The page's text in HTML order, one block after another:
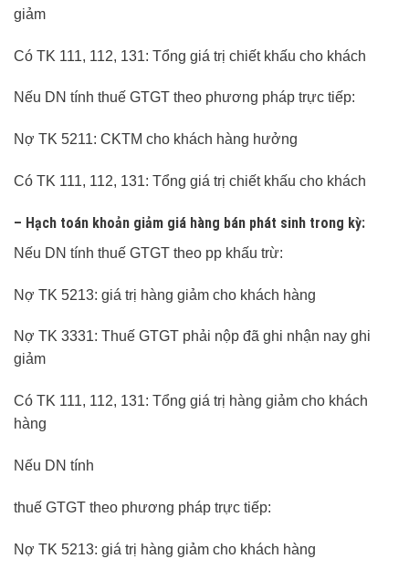
giảm
Có TK 111, 112, 131: Tổng giá trị chiết khấu cho khách
Nếu DN tính thuế GTGT theo phương pháp trực tiếp:
Nợ TK 5211: CKTM cho khách hàng hưởng
Có TK 111, 112, 131: Tổng giá trị chiết khấu cho khách
– Hạch toán khoản giảm giá hàng bán phát sinh trong kỳ:
Nếu DN tính thuế GTGT theo pp khấu trừ:
Nợ TK 5213: giá trị hàng giảm cho khách hàng
Nợ TK 3331: Thuế GTGT phải nộp đã ghi nhận nay ghi
giảm
Có TK 111, 112, 131: Tổng giá trị hàng giảm cho khách
hàng
Nếu DN tính
thuế GTGT theo phương pháp trực tiếp:
Nợ TK 5213: giá trị hàng giảm cho khách hàng